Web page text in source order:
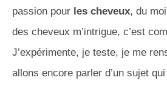
passion pour les cheveux, du
des cheveux m’intrigue, c’est
J’expérimente, je teste, je me
allons encore parler d’un sujet